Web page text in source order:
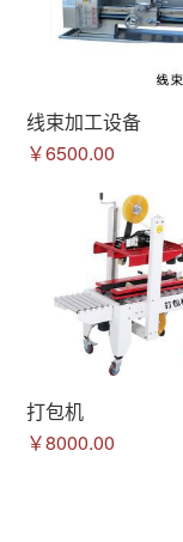
线束加工设备
￥6500.00
打包机
￥8000.00